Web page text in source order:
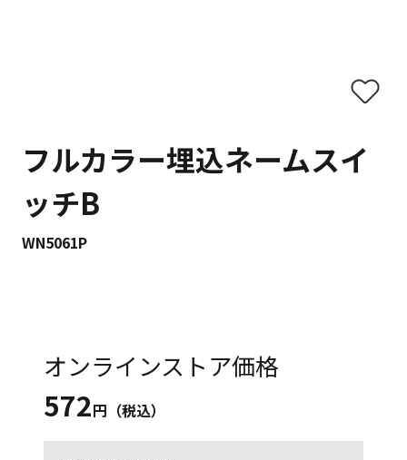
フルカラー埋込ネームスイ
ッチB
WN5061P
オンラインストア価格
572円（税込）